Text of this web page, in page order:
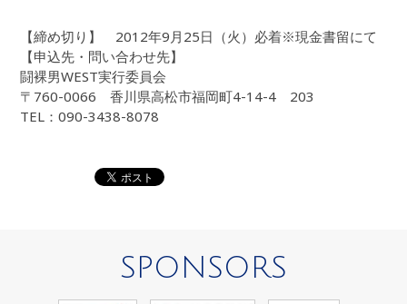
【締め切り】 2012年9月25日（火）必着※現金書留にて
【申込先・問い合わせ先】
闘裸男WEST実行委員会
〒760-0066 香川県高松市福岡町4-14-4 203
TEL：090-3438-8078
SPONSORS